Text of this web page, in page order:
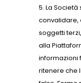
La Società
convalidare,
soggetti
alla
informazioni
ritenere che